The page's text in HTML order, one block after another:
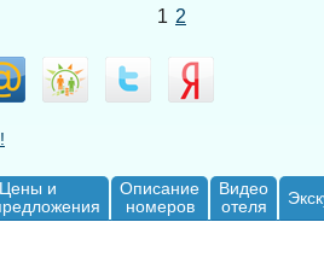
1 2
Цены и
Описание
номеров
Видео
отеля